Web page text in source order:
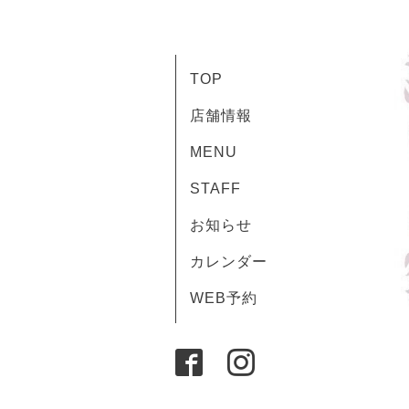
TOP
店舗情報
MENU
STAFF
お知らせ
カレンダー
WEB予約